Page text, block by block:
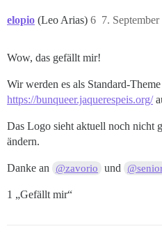
elopio (Leo Arias) 7.
6
Wow, das gefällt mir!
Wir werden es als Standard-
https://bunqueer.jaquerespeis.org/
Das Logo sieht aktuell noch nicht
ändern.
Danke an @zavorio und
1 „Gefällt mir“